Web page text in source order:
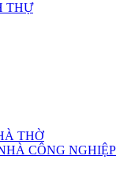
THỰ
THỜ
CÔNG NGHIỆP